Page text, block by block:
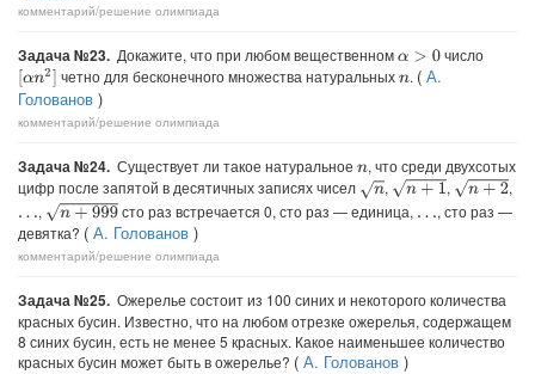
комментарий/решение олимпиада
Задача №23. Докажите, что при любом вещественномα >0
число
[αn2] четно для бесконечного множества натуральныхn. ( А.
Голованов )
комментарий/решение олимпиада
Задача №24. Существует ли такое натуральное n, что среди двухсотых
цифр после запятой в десятичных записях чисел n , n+1 , n+2
,
, n+999 сто раз встречается 0, сто раз — единица,
, сто раз —
девятка? ( А. Голованов )
комментарий/решение олимпиада
Задача №25. Ожерелье состоит из 100 синих и некоторого количества
красных бусин. Известно, что на любом отрезке ожерелья, содержащем
8 синих бусин, есть не менее 5 красных. Какое наименьшее количество
красных бусин может быть в ожерелье? ( А. Голованов )